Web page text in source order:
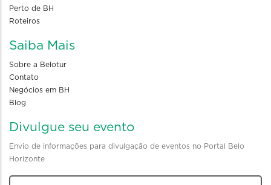
Perto de BH
Roteiros
Saiba Mais
Sobre a Belotur
Contato
Negócios em BH
Blog
Divulgue seu evento
Envio de informações para divulgação de eventos no Portal Belo
Horizonte